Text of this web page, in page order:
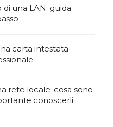
una LAN: guida
carta intestata
rete locale: cosa sono
conoscerli